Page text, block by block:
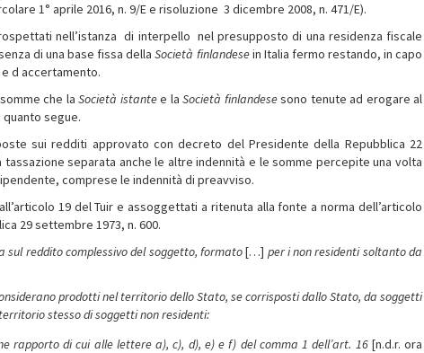
1° aprile 2016, n. 9/E e risoluzione 3 dicembre 2008, n. 471/E).
nell’istanza di interpello ­ nel presupposto di una residenza fiscale
di una base fissa dellaSocietà finlandesein Italia fermo restando, in capo
d accertamento.
che la Società istantee la Società finlandesesono tenute ad erogare al
segue.
sui redditi approvato con decreto del Presidente della Repubblica 22
separata anche le altre indennità e le somme percepite una volta
comprese le indennità di preavviso.
19 del Tuir e assoggettati a ritenuta alla fonte a norma dell’articolo
29 settembre 1973, n. 600.
sul reddito complessivo del soggetto, formato[…] per i non residenti soltanto da
prodotti nel territorio dello Stato, se corrisposti dallo Stato, da soggetti
stesso di soggetti non residenti:
rapporto di cui alle lettere a), c), d), e) e f) del comma 1 dell’art. 16 [n.d.r. ora